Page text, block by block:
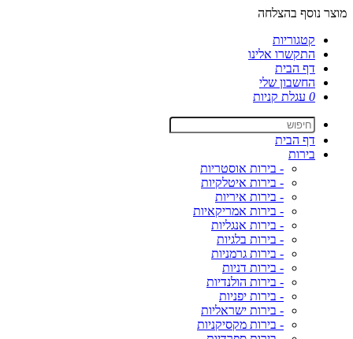
מוצר נוסף בהצלחה
קטגוריות
התקשרו אלינו
דף הבית
החשבון שלי
0 עגלת קניות
דף הבית
בירות
- בירות אוסטריות
- בירות איטלקיות
- בירות איריות
- בירות אמריקאיות
- בירות אנגליות
- בירות בלגיות
- בירות גרמניות
- בירות דניות
- בירות הולנדיות
- בירות יפניות
- בירות ישראליות
- בירות מקסיקניות